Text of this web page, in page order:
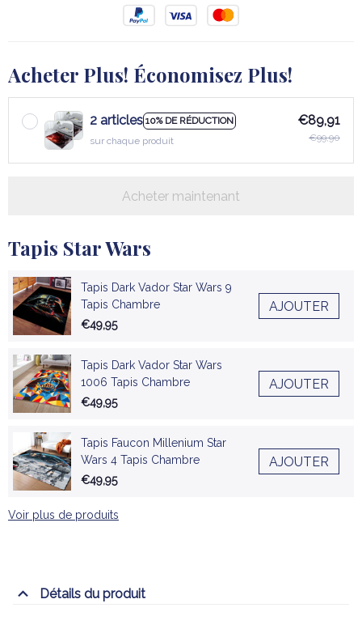
Acheter Plus! Économisez Plus!
2 articles 10% DE RÉDUCTION
sur chaque produit
€89,91
€99,90
Acheter maintenant
Tapis Star Wars
Tapis Dark Vador Star Wars 9
Tapis Chambre
€49,95
AJOUTER
Tapis Dark Vador Star Wars
1006 Tapis Chambre
€49,95
AJOUTER
Tapis Faucon Millenium Star
Wars 4 Tapis Chambre
€49,95
AJOUTER
Voir plus de produits
Détails du produit